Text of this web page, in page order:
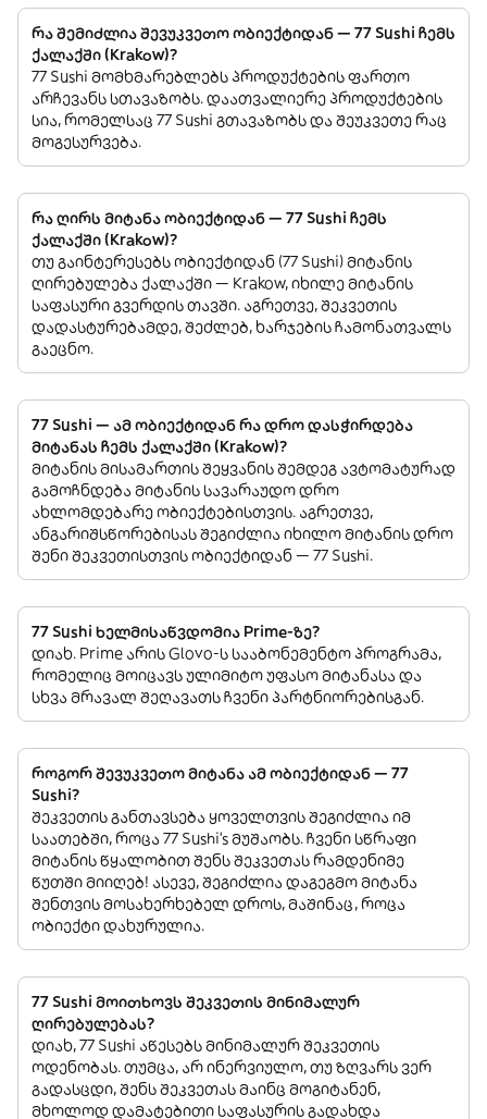
რა შემიძლია შევუკვეთო ობიექტიდან — 77 Sushi ჩემს
ქალაქში (Krakow)?
77 Sushi მომხმარებლებს პროდუქტების ფართო
არჩევანს სთავაზობს. დაათვალიერე პროდუქტების
სია, რომელსაც 77 Sushi გთავაზობს და შეუკვეთე რაც
მოგესურვება.
რა ღირს მიტანა ობიექტიდან — 77 Sushi ჩემს
ქალაქში (Krakow)?
თუ გაინტერესებს ობიექტიდან (77 Sushi) მიტანის
ღირებულება ქალაქში — Krakow, იხილე მიტანის
საფასური გვერდის თავში. აგრეთვე, შეკვეთის
დადასტურებამდე, შეძლებ, ხარჯების ჩამონათვალს
გაეცნო.
77 Sushi — ამ ობიექტიდან რა დრო დასჭირდება
მიტანას ჩემს ქალაქში (Krakow)?
მიტანის მისამართის შეყვანის შემდეგ ავტომატურად
გამოჩნდება მიტანის სავარაუდო დრო
ახლომდებარე ობიექტებისთვის. აგრეთვე,
ანგარიშსწორებისას შეგიძლია იხილო მიტანის დრო
შენი შეკვეთისთვის ობიექტიდან — 77 Sushi.
77 Sushi ხელმისაწვდომია Prime-ზე?
დიახ. Prime არის Glovo-ს სააბონემენტო პროგრამა,
რომელიც მოიცავს ულიმიტო უფასო მიტანასა და
სხვა მრავალ შეღავათს ჩვენი პარტნიორებისგან.
როგორ შევუკვეთო მიტანა ამ ობიექტიდან — 77
Sushi?
შეკვეთის განთავსება ყოველთვის შეგიძლია იმ
საათებში, როცა 77 Sushi’s მუშაობს. ჩვენი სწრაფი
მიტანის წყალობით შენს შეკვეთას რამდენიმე
წუთში მიიღებ! ასევე, შეგიძლია დაგეგმო მიტანა
შენთვის მოსახერხებელ დროს, მაშინაც, როცა
ობიექტი დახურულია.
77 Sushi მოითხოვს შეკვეთის მინიმალურ
ღირებულებას?
დიახ, 77 Sushi აწესებს მინიმალურ შეკვეთის
ოდენობას. თუმცა, არ ინერვიულო, თუ ზღვარს ვერ
გადასცდი, შენს შეკვეთას მაინც მოგიტანენ,
მხოლოდ დამატებითი საფასურის გადახდა